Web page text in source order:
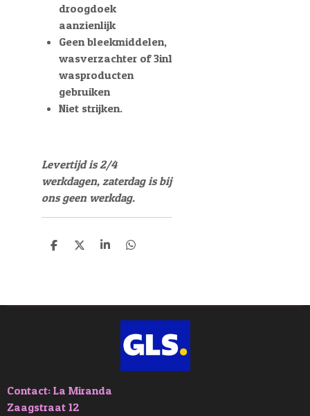
droogdoek
aanzienlijk
Geen bleekmiddelen,
wasverzachter of 3in1
wasproducten
gebruiken
Niet strijken.
Levertijd is 2/4
werkdagen, zaterdag is bij
ons geen werkdag.
D
D
S
D
Contact: La Miranda
Zaagstraat 12